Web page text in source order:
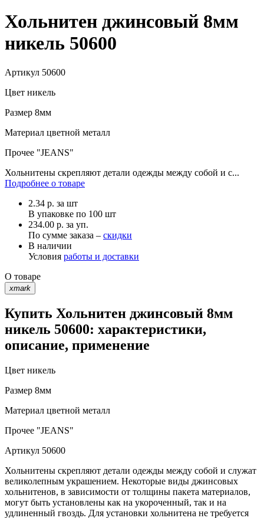
Хольнитен джинсовый 8мм
никель 50600
Артикул 50600
Цвет никель
Размер 8мм
Материал цветной металл
Прочее "JEANS"
Хольнитены скрепляют детали одежды между собой и с...
Подробнее о товаре
2.34 р. за шт
В упаковке по 100 шт
234.00 р. за уп.
По сумме заказа – скидки
В наличии
Условия работы и доставки
О товаре
xmark
Купить Хольнитен джинсовый 8мм
никель 50600: характеристики,
описание, применение
Цвет никель
Размер 8мм
Материал цветной металл
Прочее "JEANS"
Артикул 50600
Хольнитены скрепляют детали одежды между собой и служат
великолепным украшением. Некоторые виды джинсовых
хольнитенов, в зависимости от толщины пакета материалов,
могут быть установлены как на укороченный, так и на
удлиненный гвоздь. Для установки хольнитена не требуется